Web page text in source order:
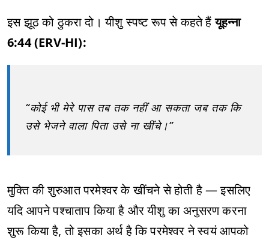
इस झूठ को ठुकरा दो। यीशु स्पष्ट रूप से कहते हैंयूहन्ना
6:44 (ERV-HI):
“कोई भी मेरे पास तब तक नहीं आ सकता जब तक कि
उसे भेजने वाला पिता उसे ना खींचे।”
मुक्ति की शुरुआत परमेश्वर के खींचने से होती है — इसलिए
यदि आपने पश्चाताप किया है और यीशु का अनुसरण करना
शुरू किया है, तो इसका अर्थ है कि परमेश्वर ने स्वयं आपको